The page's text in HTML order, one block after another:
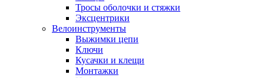
Тросы оболочки и стяжки
Эксцентрики
Велоинструменты
Выжимки цепи
Ключи
Кусачки и клещи
Монтажки